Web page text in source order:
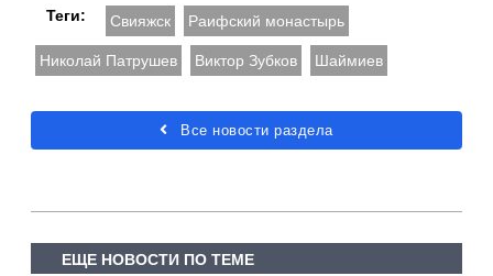
Теги: Свияжск Раифский монастырь
Николай Патрушев Виктор Зубков Шаймиев
Все новости раздела
ЕЩЕ НОВОСТИ ПО ТЕМЕ